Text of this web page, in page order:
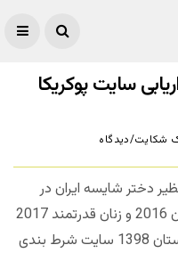
سایت پوکریکا
شکایت/دیدگاه
دختر شایسه ایران در
سال 2016، منتخب تناسب اندام جهان 2016 و زنان قدرتمند 2017
را دارد. این دختر شایسته ایرانی در تابستان 1398 سایت شرط بندی